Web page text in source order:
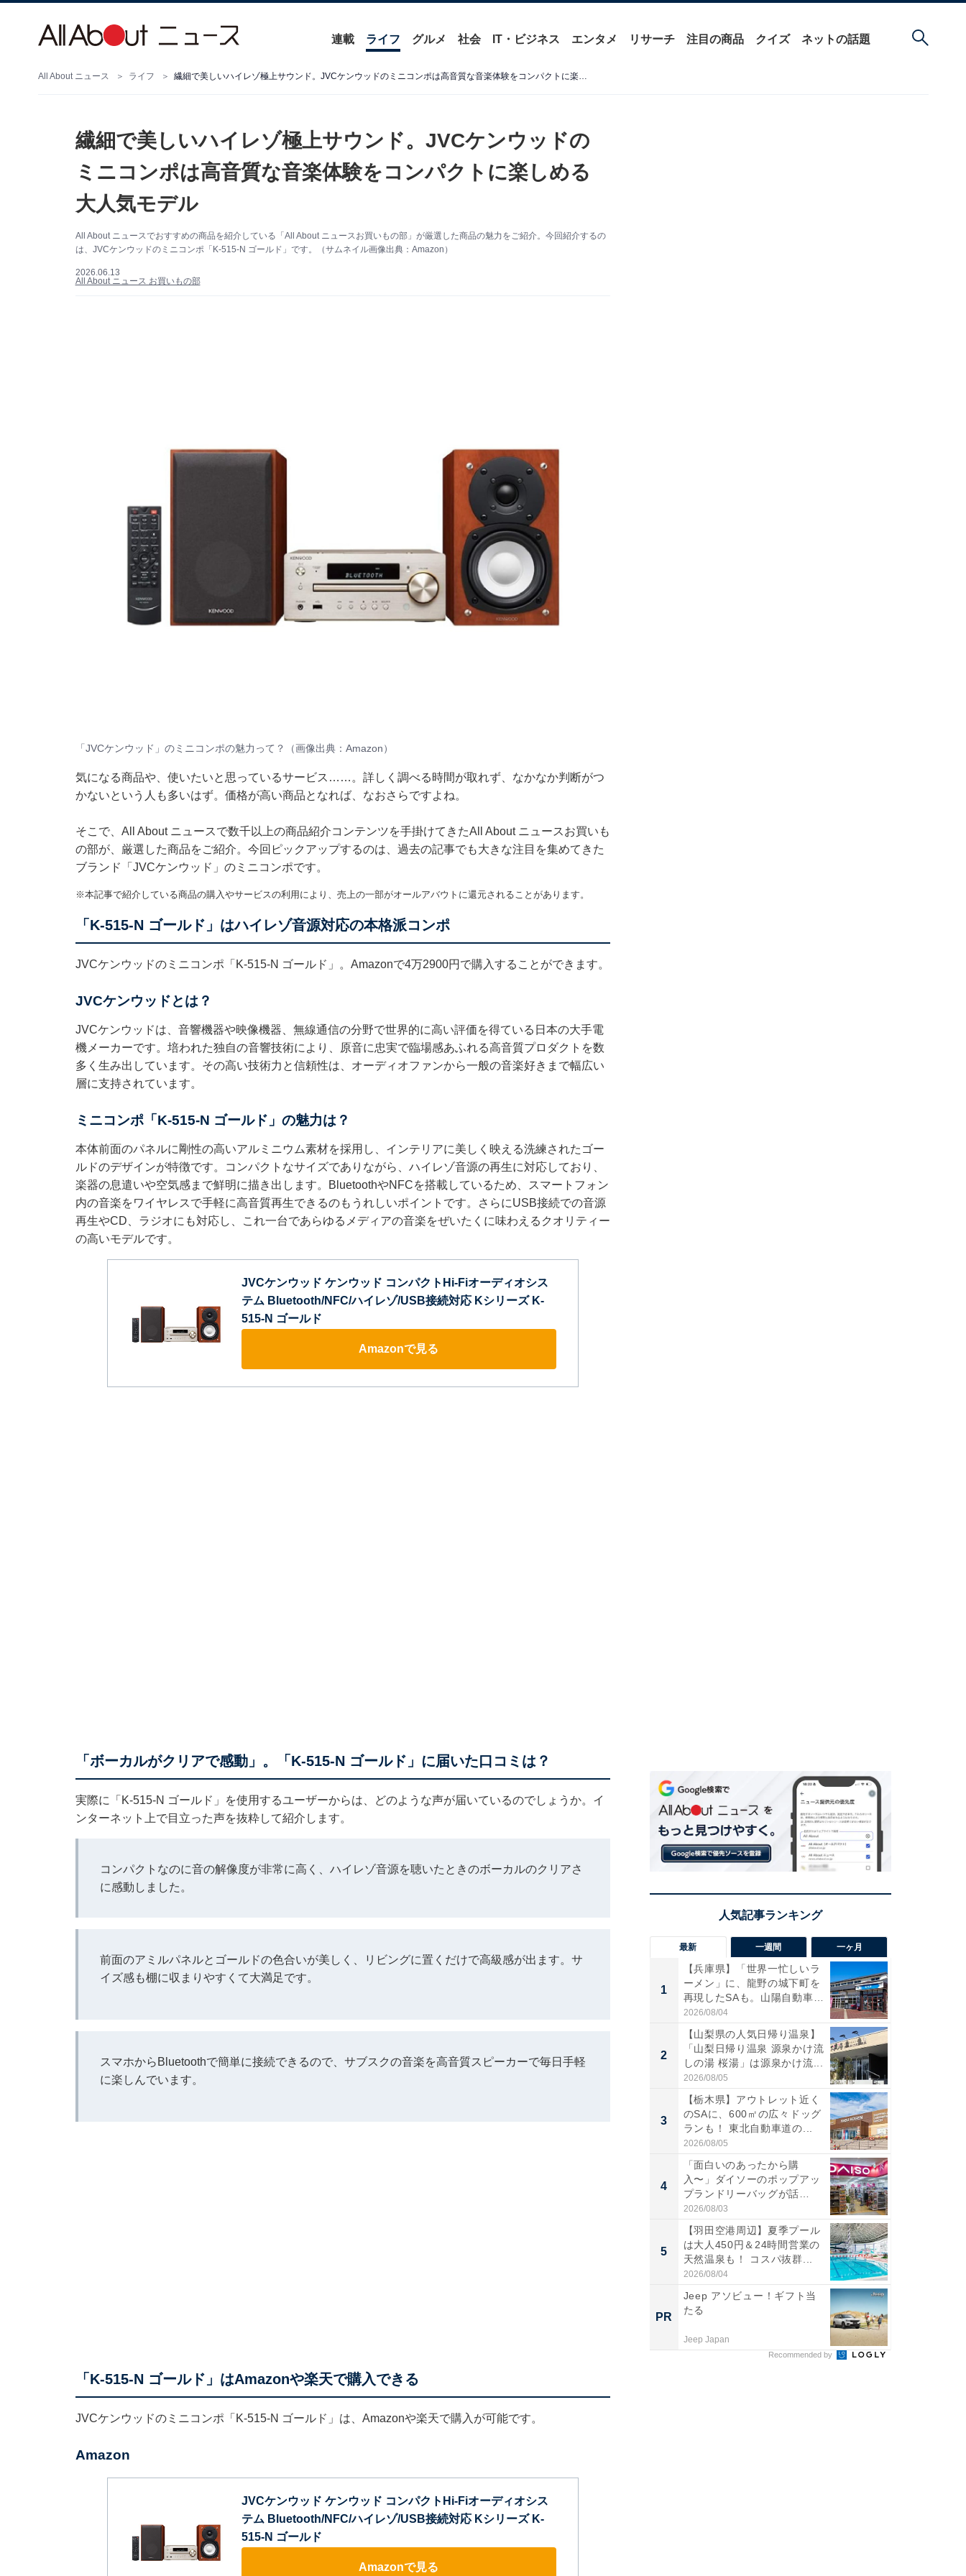
連載 ライフ グルメ 社会 IT・ビジネス エンタメ リサーチ 注目の商品 クイズ ネットの話題
All About ニュース ライフ 繊細で美しいハイレゾ極上サウンド。JVCケンウッドのミニコンポは高音質な音楽体験をコンパクトに楽しめる大人気モデル
繊細で美しいハイレゾ極上サウンド。JVCケンウッドの
ミニコンポは高音質な音楽体験をコンパクトに楽しめる
大人気モデル
All About ニュースでおすすめの商品を紹介している「All About ニュースお買いもの部」が厳選した商品の魅力をご紹介。今回紹介するの
は、JVCケンウッドのミニコンポ「K-515-N ゴールド」です。（サムネイル画像出典：Amazon）
2026.06.13
All About ニュース お買いもの部
「JVCケンウッド」のミニコンポの魅力って？（画像出典：Amazon）
気になる商品や、使いたいと思っているサービス……。詳しく調べる時間が取れず、なかなか判断がつ
かないという人も多いはず。価格が高い商品となれば、なおさらですよね。
そこで、All About ニュースで数千以上の商品紹介コンテンツを手掛けてきたAll About ニュースお買いも
の部が、厳選した商品をご紹介。今回ピックアップするのは、過去の記事でも大きな注目を集めてきた
ブランド「JVCケンウッド」のミニコンポです。
※本記事で紹介している商品の購入やサービスの利用により、売上の一部がオールアバウトに還元されることがあります。
「K-515-N ゴールド」はハイレゾ音源対応の本格派コンポ
JVCケンウッドのミニコンポ「K-515-N ゴールド」。Amazonで4万2900円で購入することができます。
JVCケンウッドとは？
JVCケンウッドは、音響機器や映像機器、無線通信の分野で世界的に高い評価を得ている日本の大手電
機メーカーです。培われた独自の音響技術により、原音に忠実で臨場感あふれる高音質プロダクトを数
多く生み出しています。その高い技術力と信頼性は、オーディオファンから一般の音楽好きまで幅広い
層に支持されています。
ミニコンポ「K-515-N ゴールド」の魅力は？
本体前面のパネルに剛性の高いアルミニウム素材を採用し、インテリアに美しく映える洗練されたゴー
ルドのデザインが特徴です。コンパクトなサイズでありながら、ハイレゾ音源の再生に対応しており、
楽器の息遣いや空気感まで鮮明に描き出します。BluetoothやNFCを搭載しているため、スマートフォン
内の音楽をワイヤレスで手軽に高音質再生できるのもうれしいポイントです。さらにUSB接続での音源
再生やCD、ラジオにも対応し、これ一台であらゆるメディアの音楽をぜいたくに味わえるクオリティー
の高いモデルです。
JVCケンウッド ケンウッド コンパクトHi-Fiオーディオシス
テム Bluetooth/NFC/ハイレゾ/USB接続対応 Kシリーズ K-
515-N ゴールド
Amazonで見る
「ボーカルがクリアで感動」。「K-515-N ゴールド」に届いた口コミは？
実際に「K-515-N ゴールド」を使用するユーザーからは、どのような声が届いているのでしょうか。イ
ンターネット上で目立った声を抜粋して紹介します。
コンパクトなのに音の解像度が非常に高く、ハイレゾ音源を聴いたときのボーカルのクリアさ
に感動しました。
前面のアミルパネルとゴールドの色合いが美しく、リビングに置くだけで高級感が出ます。サ
イズ感も棚に収まりやすくて大満足です。
スマホからBluetoothで簡単に接続できるので、サブスクの音楽を高音質スピーカーで毎日手軽
に楽しんでいます。
「K-515-N ゴールド」はAmazonや楽天で購入できる
JVCケンウッドのミニコンポ「K-515-N ゴールド」は、Amazonや楽天で購入が可能です。
Amazon
JVCケンウッド ケンウッド コンパクトHi-Fiオーディオシス
テム Bluetooth/NFC/ハイレゾ/USB接続対応 Kシリーズ K-
515-N ゴールド
Amazonで見る
最新 一週間 一ヶ月
1
【兵庫県】「世界一忙しいラ
ーメン」に、龍野の城下町を
再現したSAも。山陽自動車
道...
2026/08/04
2
【山梨県の人気日帰り温泉】
「山梨日帰り温泉 源泉かけ流
しの湯 桜湯」は源泉かけ流...
2026/08/05
3
【栃木県】アウトレット近く
のSAに、600㎡の広々ドッグ
ランも！ 東北自動車道の...
2026/08/05
4
「面白いのあったから購
入〜」ダイソーのポップアッ
プランドリーバッグが話
題。“さま...
2026/08/03
5
【羽田空港周辺】夏季プール
は大人450円＆24時間営業の
天然温泉も！ コスパ抜群...
2026/08/04
PR
Jeep アソビュー！ギフト当
たる
Jeep Japan
Recommended by